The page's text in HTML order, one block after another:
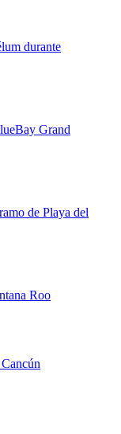
durante
Grand
de Playa del
Roo